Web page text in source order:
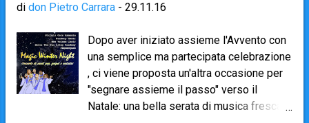
di don Pietro Carrara - 29.11.16
Dopo aver iniziato assieme l'Avvento con
una semplice ma partecipata celebrazione
, ci viene proposta un'altra occasione per
"segnare assieme il passo" verso il
Natale: una bella serata di musica fresca e